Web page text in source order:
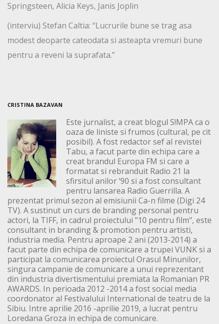
Springsteen, Alicia Keys, Janis Joplin
(interviu) Stefan Caltia: “Lucrurile bune se trag asa
modest deoparte cateodata si asteapta vremuri bune
pentru a reveni la suprafata.”
CRISTINA BAZAVAN
Este jurnalist, a creat blogul S!MPA ca o
oaza de liniste si frumos (cultural, pe cit
posibil). A fost redactor sef al revistei
Tabu, a facut parte din echipa care a
creat brandul Europa FM si care a
formatat si rebranduit Radio 21 la
sfirsitul anilor ‘90 si a fost consultant
pentru lansarea Radio Guerrilla. A
prezentat primul sezon al emisiunii Ca-n filme (Digi 24
TV). A sustinut un curs de branding personal pentru
actori, la TIFF, in cadrul proiectului "10 pentru film", este
consultant in branding & promotion pentru artisti,
industria media. Pentru aproape 2 ani (2013-2014) a
facut parte din echipa de comunicare a trupei VUNK si a
participat la comunicarea proiectul Orasul Minunilor,
singura campanie de comunicare a unui reprezentant
din industria divertismentului premiata la Romanian PR
AWARDS. In perioada 2012 -2014 a fost social media
coordonator al Festivalului International de teatru de la
Sibiu. Intre aprilie 2016 -aprilie 2019, a lucrat pentru
Loredana Groza in echipa de comunicare.